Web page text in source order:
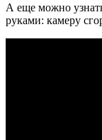
А еще можно
руками: камеру